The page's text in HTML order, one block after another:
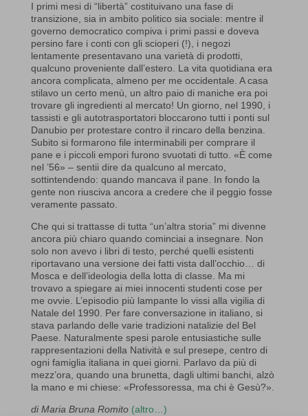
I primi mesi di “libertà” costituivano una fase di
transizione, sia in ambito politico sia sociale: mentre il
governo democratico compiva i primi passi e doveva
persino fare i conti con gli scioperi (!), i negozi
lentamente presentavano una varietà di prodotti,
qualcuno proveniente dall’estero. La vita quotidiana era
ancora complicata, almeno per me occidentale. A casa
stilavo un certo menù, un altro paio di maniche era poi
trovare gli ingredienti al mercato! Un giorno, nel 1990, i
tassisti e gli autotrasportatori bloccarono tutti i ponti sul
Danubio per protestare contro il rincaro della benzina.
Subito si formarono file interminabili per comprare il
pane e i piccoli empori furono svuotati di tutto. «È come
nel ’56» – sentii dire da qualcuno al mercato,
sottintendendo: quando mancava il pane. In fondo la
gente non riusciva ancora a credere che il peggio fosse
veramente passato.
Che qui si trattasse di tutta “un’altra storia” mi divenne
ancora più chiaro quando cominciai a insegnare. Non
solo non avevo i libri di testo, perché quelli esistenti
riportavano una versione dei fatti vista dall’occhio… di
Mosca e dell’ideologia della lotta di classe. Ma mi
trovavo a spiegare ai miei innocenti studenti cose per
me ovvie. L’episodio più lampante lo vissi alla vigilia di
Natale del 1990. Per fare conversazione in italiano, si
stava parlando delle varie tradizioni natalizie del Bel
Paese. Naturalmente spesi parole entusiastiche sulle
rappresentazioni della Natività e sul presepe, centro di
ogni famiglia italiana in quei giorni. Parlavo da più di
mezz’ora, quando una brunetta, dagli ultimi banchi, alzò
la mano e mi chiese: «Professoressa, ma chi è Gesù?».
di Maria Bruna Romito (altro…)